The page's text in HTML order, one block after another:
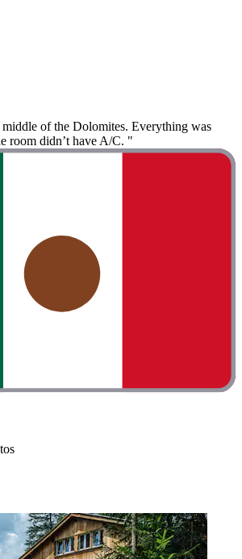
of the Dolomites. Everything was
room didn’t have A/C. "